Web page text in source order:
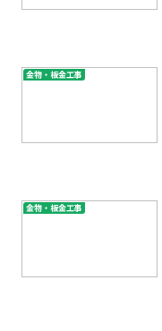
金物・板金工事
金物・板金工事